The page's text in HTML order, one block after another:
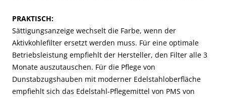
PRAKTISCH:
Sättigungsanzeige wechselt die Farbe, wenn der
Aktivkohlefilter ersetzt werden muss. Für eine optimale
Betriebsleistung empfiehlt der Hersteller, den Filter alle 3
Monate auszutauschen. Für die Pflege von
Dunstabzugshauben mit moderner Edelstahloberfläche
empfiehlt sich das Edelstahl-Pflegemittel von PMS von